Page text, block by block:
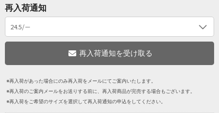
再入荷通知
※再入荷があった場合にのみ再入荷をメールにてご案内いたします。
※再入荷のご案内メールをお送りする前に、再入荷商品が完売する場合もございます。
※再入荷をご希望のサイズを選択して再入荷通知の申込をしてください。